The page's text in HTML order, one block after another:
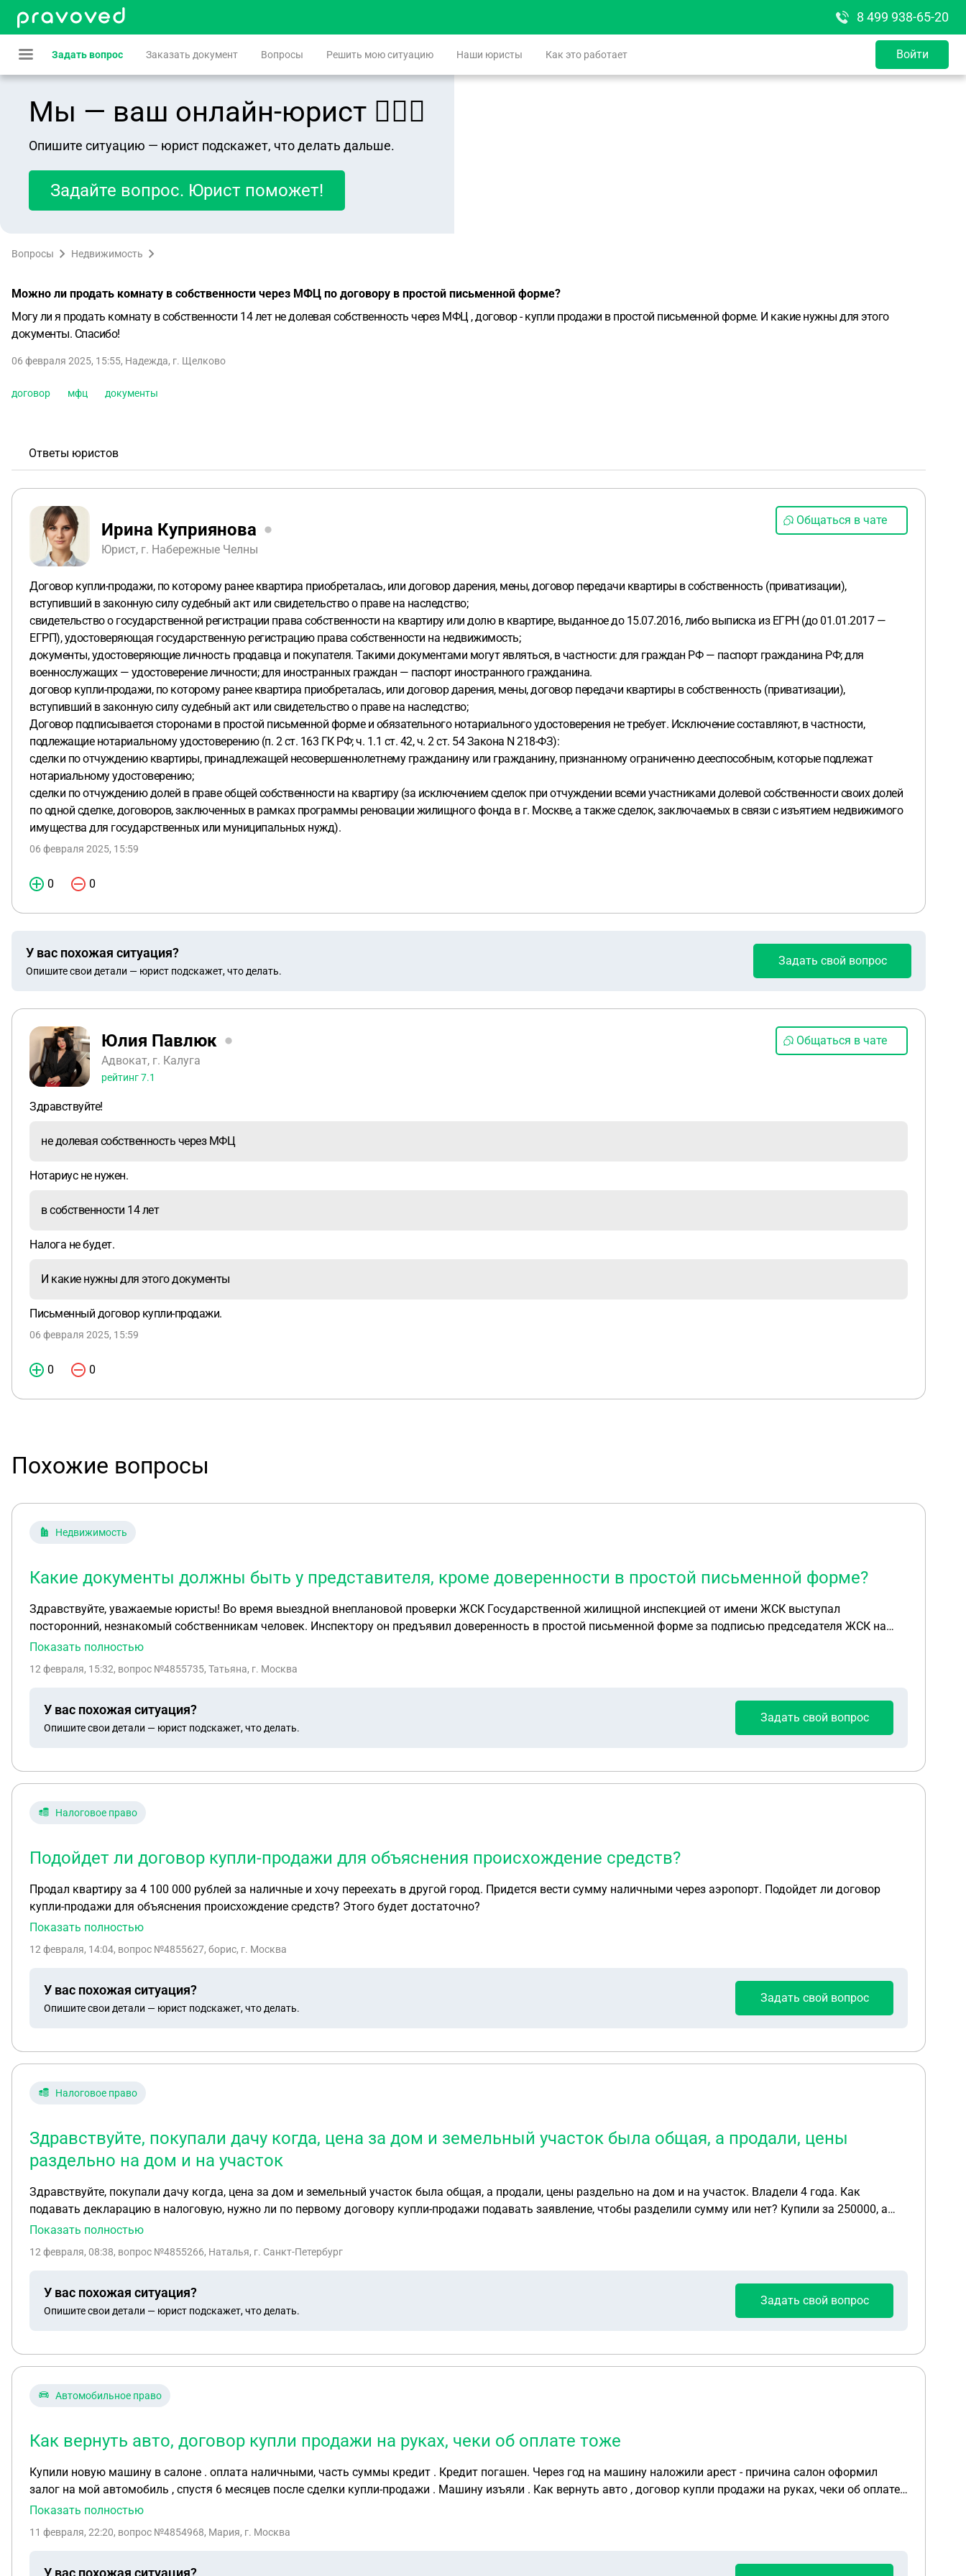
8 499 938-65-20
Задать вопрос Заказать документ Вопросы Решить мою ситуацию Наши юристы Как это работает Войти
Мы — ваш онлайн-юрист 👨🏻‍⚖️
Опишите ситуацию — юрист подскажет, что делать дальше.
Задайте вопрос. Юрист поможет!
Вопросы Недвижимость
Можно ли продать комнату в собственности через МФЦ по договору в простой письменной форме?
Могу ли я продать комнату в собственности 14 лет не долевая собственность через МФЦ , договор - купли продажи в простой письменной форме. И какие нужны для этого
документы. Спасибо!
06 февраля 2025, 15:55, Надежда, г. Щелково
договор мфц документы
Ответы юристов
Ирина Куприянова
Юрист, г. Набережные Челны
Общаться в чате
Договор купли-продажи, по которому ранее квартира приобреталась, или договор дарения, мены, договор передачи квартиры в собственность (приватизации),
вступивший в законную силу судебный акт или свидетельство о праве на наследство;
свидетельство о государственной регистрации права собственности на квартиру или долю в квартире, выданное до 15.07.2016, либо выписка из ЕГРН (до 01.01.2017 —
ЕГРП), удостоверяющая государственную регистрацию права собственности на недвижимость;
документы, удостоверяющие личность продавца и покупателя. Такими документами могут являться, в частности: для граждан РФ — паспорт гражданина РФ; для
военнослужащих — удостоверение личности; для иностранных граждан — паспорт иностранного гражданина.
договор купли-продажи, по которому ранее квартира приобреталась, или договор дарения, мены, договор передачи квартиры в собственность (приватизации),
вступивший в законную силу судебный акт или свидетельство о праве на наследство;
Договор подписывается сторонами в простой письменной форме и обязательного нотариального удостоверения не требует. Исключение составляют, в частности,
подлежащие нотариальному удостоверению (п. 2 ст. 163 ГК РФ; ч. 1.1 ст. 42, ч. 2 ст. 54 Закона N 218-ФЗ):
сделки по отчуждению квартиры, принадлежащей несовершеннолетнему гражданину или гражданину, признанному ограниченно дееспособным, которые подлежат
нотариальному удостоверению;
сделки по отчуждению долей в праве общей собственности на квартиру (за исключением сделок при отчуждении всеми участниками долевой собственности своих долей
по одной сделке, договоров, заключенных в рамках программы реновации жилищного фонда в г. Москве, а также сделок, заключаемых в связи с изъятием недвижимого
имущества для государственных или муниципальных нужд).
06 февраля 2025, 15:59
0 0
У вас похожая ситуация?
Опишите свои детали — юрист подскажет, что делать.
Задать свой вопрос
Юлия Павлюк
Адвокат, г. Калуга
рейтинг7.1
Общаться в чате
Здравствуйте!
не долевая собственность через МФЦ
Нотариус не нужен.
в собственности 14 лет
Налога не будет.
И какие нужны для этого документы
Письменный договор купли-продажи.
06 февраля 2025, 15:59
0 0
Похожие вопросы
Недвижимость
Какие документы должны быть у представителя, кроме доверенности в простой письменной форме?
Здравствуйте, уважаемые юристы! Во время выездной внеплановой проверки ЖСК Государственной жилищной инспекцией от имени ЖСК выступал
посторонний, незнакомый собственникам человек. Инспектору он предъявил доверенность в простой письменной форме за подписью председателя ЖСК на
право подачи и получения документов ЖСК, а также на представление интересов ЖСК. Срок действия доверенности - один год. К тому же, представитель
доверенному лицу (не из членов правления) без согласия собственников/ членов ЖСК, оформленного протоколом общего собрания? Какие документы должны
персональные данные собственников)?
Показать полностью
12 февраля, 15:32, вопрос №4855735, Татьяна, г. Москва
У вас похожая ситуация?
Опишите свои детали — юрист подскажет, что делать.
Задать свой вопрос
Налоговое право
Подойдет ли договор купли-продажи для объяснения происхождение средств?
Продал квартиру за 4 100 000 рублей за наличные и хочу переехать в другой город. Придется вести сумму наличными через аэропорт. Подойдет ли договор
купли-продажи для объяснения происхождение средств? Этого будет достаточно?
Показать полностью
12 февраля, 14:04, вопрос №4855627, борис, г. Москва
У вас похожая ситуация?
Опишите свои детали — юрист подскажет, что делать.
Задать свой вопрос
Налоговое право
Здравствуйте, покупали дачу когда, цена за дом и земельный участок была общая, а продали, цены
раздельно на дом и на участок
Здравствуйте, покупали дачу когда, цена за дом и земельный участок была общая, а продали, цены раздельно на дом и на участок. Владели 4 года. Как
подавать декларацию в налоговую, нужно ли по первому договору купли-продажи подавать заявление, чтобы разделили сумму или нет? Купили за 250000, а
продали за 1245000.
Показать полностью
12 февраля, 08:38, вопрос №4855266, Наталья, г. Санкт-Петербург
У вас похожая ситуация?
Опишите свои детали — юрист подскажет, что делать.
Задать свой вопрос
Автомобильное право
Как вернуть авто, договор купли продажи на руках, чеки об оплате тоже
Купили новую машину в салоне . оплата наличными, часть суммы кредит . Кредит погашен. Через год на машину наложили арест - причина салон оформил
залог на мой автомобиль , спустя 6 месяцев после сделки купли-продажи . Машину изъяли . Как вернуть авто , договор купли продажи на руках, чеки об оплате
тоже . Машина новая без пробега , на учет в ГИБДД ставила сама
Показать полностью
11 февраля, 22:20, вопрос №4854968, Мария, г. Москва
У вас похожая ситуация?